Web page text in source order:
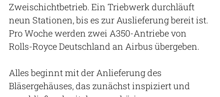
Zweischichtbetrieb. Ein Triebwerk durchläuft
neun Stationen, bis es zur Auslieferung bereit ist.
Pro Woche werden zwei A350-Antriebe von
Rolls-Royce Deutschland an Airbus übergeben.
Alles beginnt mit der Anlieferung des
Bläsergehäuses, das zunächst inspiziert und